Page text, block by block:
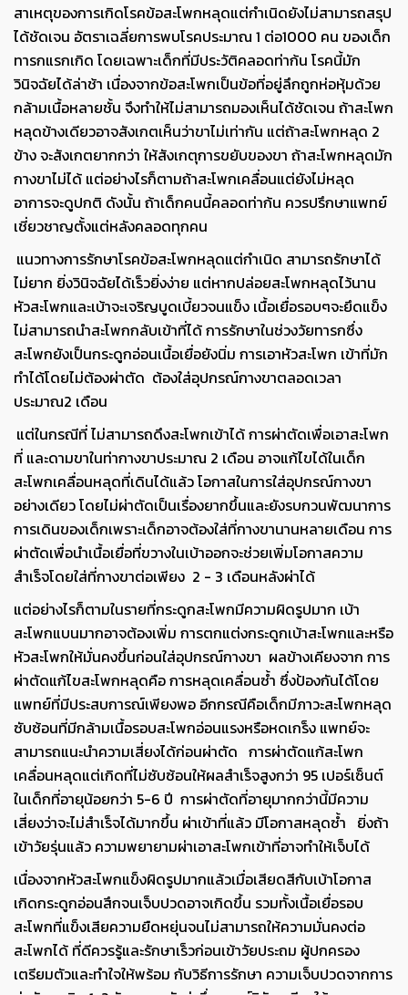
สาเหตุของการเกิดโรคข้อสะโพกหลุดแต่กำเนิดยังไม่สามารถสรุป
ได้ชัดเจน อัตราเฉลี่ยการพบโรคประมาณ 1 ต่อ1000 คน ของเด็ก
ทารกแรกเกิด โดยเฉพาะเด็กที่มีประวัติคลอดท่าก้น โรคนี้มัก
วินิจฉัยได้ล่าช้า เนื่องจากข้อสะโพกเป็นข้อที่อยู่ลึกถูกห่อหุ้มด้วย
กล้ามเนื้อหลายชั้น จึงทำให้ไม่สามารถมองเห็นได้ชัดเจน ถ้าสะโพก
หลุดข้างเดียวอาจสังเกตเห็นว่าขาไม่เท่ากัน แต่ถ้าสะโพกหลุด 2
ข้าง จะสังเกตยากกว่า ให้สังเกตุการขยับของขา ถ้าสะโพกหลุดมัก
กางขาไม่ได้ แต่อย่างไรก็ตามถ้าสะโพกเคลื่อนแต่ยังไม่หลุด
อาการจะดูปกติ ดังนั้น ถ้าเด็กคนนี้คลอดท่าก้น ควรปรึกษาแพทย์
เชี่ยวชาญตั้งแต่หลังคลอดทุกคน
แนวทางการรักษาโรคข้อสะโพกหลุดแต่กำเนิด สามารถรักษาได้
ไม่ยาก ยิ่งวินิจฉัยได้เร็วยิ่งง่าย แต่หากปล่อยสะโพกหลุดไว้นาน
หัวสะโพกและเบ้าจะเจริญบูดเบี้ยวจนแข็ง เนื้อเยื่อรอบๆจะยึดแข็ง
ไม่สามารถนำสะโพกกลับเข้าที่ได้ การรักษาในช่วงวัยทารกซึ่ง
สะโพกยังเป็นกระดูกอ่อนเนื้อเยื่อยังนิ่ม การเอาหัวสะโพก เข้าที่มัก
ทำได้โดยไม่ต้องผ่าตัด ต้องใส่อุปกรณ์กางขาตลอดเวลา
ประมาณ2 เดือน
แต่ในกรณีที่ ไม่สามารถดึงสะโพกเข้าได้ การผ่าตัดเพื่อเอาสะโพก
ที่ และดามขาในท่ากางขาประมาณ 2 เดือน อาจแก้ไขได้ในเด็ก
สะโพกเคลื่อนหลุดที่เดินได้แล้ว โอกาสในการใส่อุปกรณ์กางขา
อย่างเดียว โดยไม่ผ่าตัดเป็นเรื่องยากขึ้นและยังรบกวนพัฒนาการ
การเดินของเด็กเพราะเด็กอาจต้องใส่ที่กางขานานหลายเดือน การ
ผ่าตัดเพื่อนำเนื้อเยื่อที่ขวางในเบ้าออกจะช่วยเพิ่มโอกาสความ
สำเร็จโดยใส่ที่กางขาต่อเพียง 2 - 3 เดือนหลังผ่าได้
แต่อย่างไรก็ตามในรายที่กระดูกสะโพกมีความผิดรูปมาก เบ้า
สะโพกแบนมากอาจต้องเพิ่ม การตกแต่งกระดูกเบ้าสะโพกและหรือ
หัวสะโพกให้มั่นคงขึ้นก่อนใส่อุปกรณ์กางขา ผลข้างเคียงจาก การ
ผ่าตัดแก้ไขสะโพกหลุดคือ การหลุดเคลื่อนซ้ำ ซึ่งป้องกันได้โดย
แพทย์ที่มีประสบการณ์เพียงพอ อีกกรณีคือเด็กมีภาวะสะโพกหลุด
ซับซ้อนที่มีกล้ามเนื้อรอบสะโพกอ่อนแรงหรือหดเกร็ง แพทย์จะ
สามารถแนะนำความเสี่ยงได้ก่อนผ่าตัด การผ่าตัดแก้สะโพก
เคลื่อนหลุดแต่เกิดที่ไม่ซับซ้อนให้ผลสำเร็จสูงกว่า 95 เปอร์เซ็นต์
ในเด็กที่อายุน้อยกว่า 5-6 ปี การผ่าตัดที่อายุมากกว่านี้มีความ
เสี่ยงว่าจะไม่สำเร็จได้มากขึ้น ผ่าเข้าที่แล้ว มีโอกาสหลุดซ้ำ ยิ่งถ้า
เข้าวัยรุ่นแล้ว ความพยายามผ่าเอาสะโพกเข้าที่อาจทำให้เจ็บได้
เนื่องจากหัวสะโพกแข็งผิดรูปมากแล้วเมื่อเสียดสีกับเบ้าโอกาส
เกิดกระดูกอ่อนสึกจนเจ็บปวดอาจเกิดขึ้น รวมทั้งเนื้อเยื่อรอบ
สะโพกที่แข็งเสียความยืดหยุ่นจนไม่สามารถให้ความมั่นคงต่อ
สะโพกได้ ที่ดีควรรู้และรักษาเร็วก่อนเข้าวัยประถม ผู้ปกครอง
เตรียมตัวและทำใจให้พร้อม กับวิธีการรักษา ความเจ็บปวดจากการ